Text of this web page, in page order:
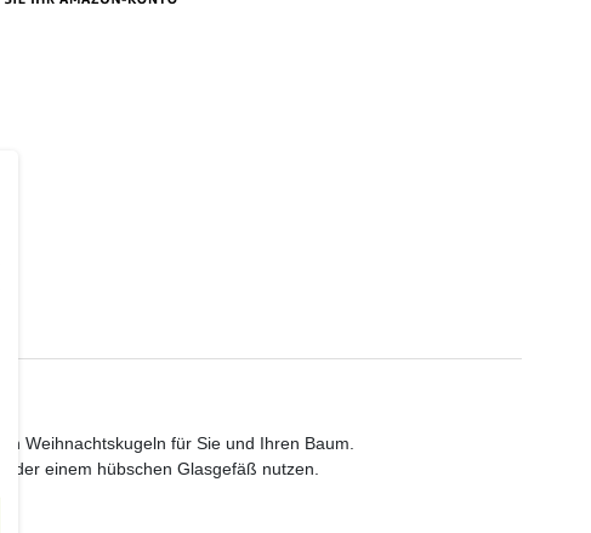
Weihnachtskugeln für Sie und Ihren Baum.
einem hübschen Glasgefäß nutzen.